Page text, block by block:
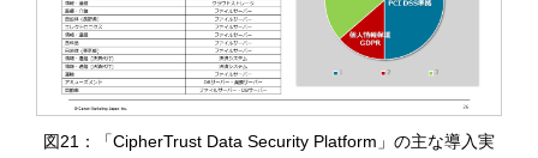
図21：「CipherTrust Data Security Platform」の主な導入実